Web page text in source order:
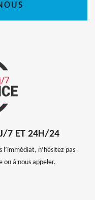
7 ET 24H/24
l’immédiat, n’hésitez pas
ou à nous appeler.